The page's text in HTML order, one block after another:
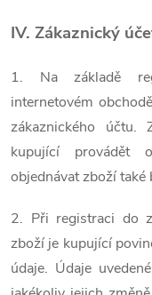
IV. Zákaznický
1. Na základě
internetovém
zákaznického účtu.
kupující provádět
objednávat zboží také
2. Při registraci do
zboží je kupující
údaje. Údaje